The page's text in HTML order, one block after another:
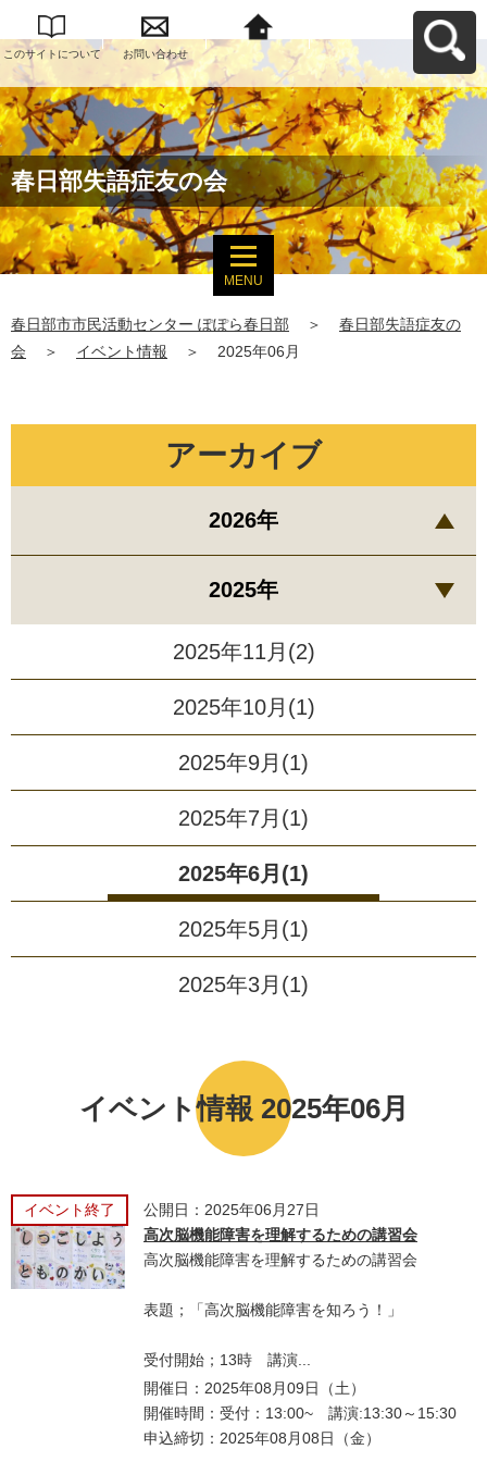
このサイトについて お問い合わせ
春日部市市民活動セ
ンター ぽぽら春日部
春日部失語症友の会
MENU
春日部市市民活動センター ぽぽら春日部 ＞
春日部失語症友の
会
＞ イベント情報 ＞ 2025年06月
イベント情報 2025年06月
イベント終了
公開日：2025年06月27日
高次脳機能障害を理解するための講習会
高次脳機能障害を理解するための講習会
表題；「高次脳機能障害を知ろう！」
受付開始；13時 講演...
開催日：2025年08月09日（土）
開催時間：受付：13:00~ 講演:13:30～15:30
申込締切：2025年08月08日（金）
アーカイブ
2026年
2025年
2025年11月(2)
2025年10月(1)
2025年9月(1)
2025年7月(1)
2025年6月(1)
2025年5月(1)
2025年3月(1)